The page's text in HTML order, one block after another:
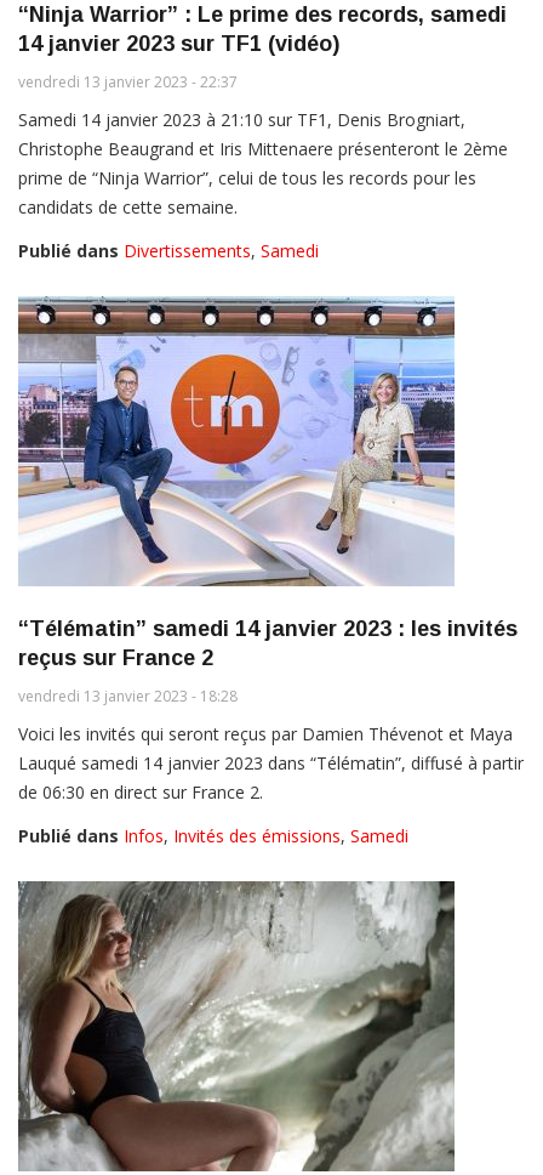
“Ninja Warrior” : Le prime des records, samedi
14 janvier 2023 sur TF1 (vidéo)
vendredi 13 janvier 2023 - 22:37
Samedi 14 janvier 2023 à 21:10 sur TF1, Denis Brogniart,
Christophe Beaugrand et Iris Mittenaere présenteront le 2ème
prime de “Ninja Warrior”, celui de tous les records pour les
candidats de cette semaine.
Publié dans Divertissements, Samedi
“Télématin” samedi 14 janvier 2023 : les invités
reçus sur France 2
vendredi 13 janvier 2023 - 18:28
Voici les invités qui seront reçus par Damien Thévenot et Maya
Lauqué samedi 14 janvier 2023 dans “Télématin”, diffusé à partir
de 06:30 en direct sur France 2.
Publié dans Infos, Invités des émissions, Samedi